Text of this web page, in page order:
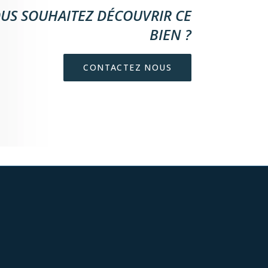
SOUHAITEZ DÉCOUVRIR CE
BIEN ?
CONTACTEZ NOUS